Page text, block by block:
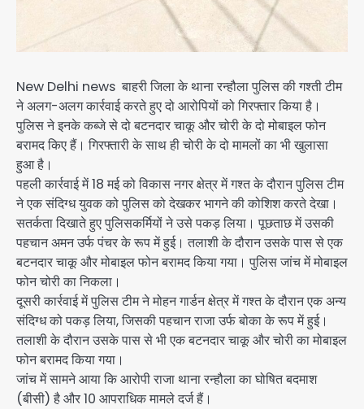
New Delhi news बाहरी जिला के थाना रन्हौला पुलिस की गश्ती टीम
ने अलग-अलग कार्रवाई करते हुए दो आरोपियों को गिरफ्तार किया है।
पुलिस ने इनके कब्जे से दो बटनदार चाकू और चोरी के दो मोबाइल फोन
बरामद किए हैं। गिरफ्तारी के साथ ही चोरी के दो मामलों का भी खुलासा
हुआ है।
पहली कार्रवाई में 18 मई को विकास नगर क्षेत्र में गश्त के दौरान पुलिस टीम
ने एक संदिग्ध युवक को पुलिस को देखकर भागने की कोशिश करते देखा।
सतर्कता दिखाते हुए पुलिसकर्मियों ने उसे पकड़ लिया। पूछताछ में उसकी
पहचान अमन उर्फ पंचर के रूप में हुई। तलाशी के दौरान उसके पास से एक
बटनदार चाकू और मोबाइल फोन बरामद किया गया। पुलिस जांच में मोबाइल
फोन चोरी का निकला।
दूसरी कार्रवाई में पुलिस टीम ने मोहन गार्डन क्षेत्र में गश्त के दौरान एक अन्य
संदिग्ध को पकड़ लिया, जिसकी पहचान राजा उर्फ बोका के रूप में हुई।
तलाशी के दौरान उसके पास से भी एक बटनदार चाकू और चोरी का मोबाइल
फोन बरामद किया गया।
जांच में सामने आया कि आरोपी राजा थाना रन्हौला का घोषित बदमाश
(बीसी) है और 10 आपराधिक मामले दर्ज हैं।